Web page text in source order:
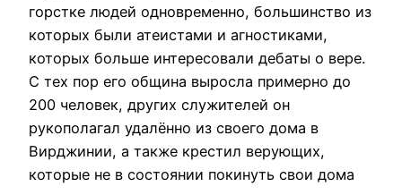
горстке людей одновременно, большинство из
которых были атеистами и агностиками,
которых больше интересовали дебаты о вере.
С тех пор его община выросла примерно до
200 человек, других служителей он
рукополагал удалённо из своего дома в
Вирджинии, а также крестил верующих,
которые не в состоянии покинуть свои дома